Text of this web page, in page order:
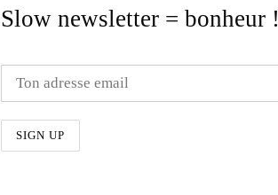
Slow newsletter = bonheur !